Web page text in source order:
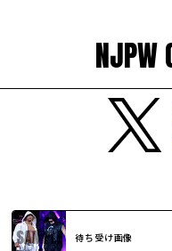
NJPW
待ち受け画像